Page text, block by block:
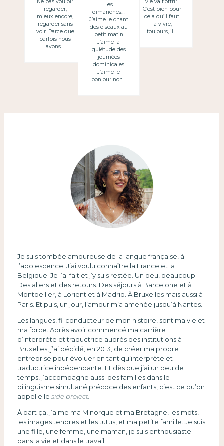
regarder,
mieux encore,
regarder sans
voir. Parce que
parfois nous
avons…
gusta de los
domingos
Les
dimanches…
J’aime le chant
des oiseaux au
petit matin
J’aime la
quiétude des
journées
dominicales
J’aime le
bonjour non…
C’est bien pour
cela qu’il faut
la vivre,
toujours, il…
Je suis tombée amoureuse de la langue française, à
l’adolescence. J’ai voulu connaître la France et la
Belgique. Je l’ai fait et j’y suis restée. Un peu, beaucoup.
Des allers et des retours. Des séjours à Barcelone et à
Montpellier, à Lorient et à Madrid. À Bruxelles mais aussi à
Paris. Et puis, un jour, l’amour m’a amenée jusqu’à Nantes.
Les langues, fil conducteur de mon histoire, sont ma vie et
ma force. Après avoir commencé ma carrière
d’interprète et traductrice auprès des institutions à
Bruxelles, j’ai décidé, en 2013, de créer ma propre
entreprise pour évoluer en tant qu’interprète et
traductrice indépendante. Et dès que j’ai un peu de
temps, j’accompagne aussi des familles dans le
bilinguisme simultané précoce des enfants, c’est ce qu’on
appelle le side project.
À part ça, j’aime ma Minorque et ma Bretagne, les mots,
les images tendres et les tutus, et ma petite famille. Je suis
une fille, une femme, une maman, je suis enthousiaste
dans la vie et dans le travail.